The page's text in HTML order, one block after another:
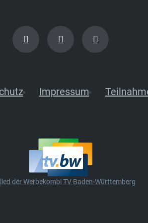
Impressum
der Werbekombi TV Baden-Württemberg